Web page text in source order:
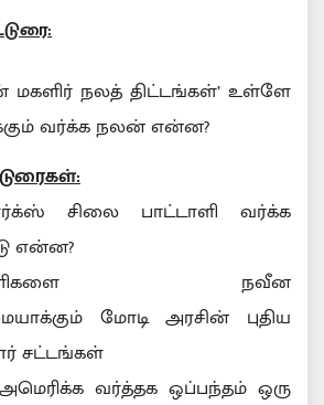
மகளிர் நலத் திட்டங்கள்’ உள்ளே
வர்க்க நலன் என்ன?
சிலை பாட்டாளி வர்க்க
என்ன?
நவீன
மோடி அரசின் புதிய
சட்டங்கள்
வர்த்தக ஒப்பந்தம் ஒரு